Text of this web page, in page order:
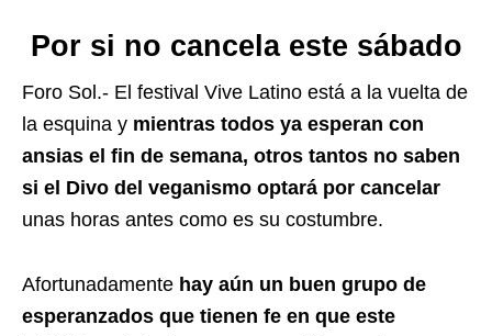
Por si no cancela este sábado
Foro Sol.- El festival Vive Latino está a la vuelta de
la esquina y mientras todos ya esperan con
ansias el fin de semana, otros tantos no saben
si el Divo del veganismo optará por cancelar
unas horas antes como es su costumbre.
Afortunadamente hay aún un buen grupo de
esperanzados que tienen fe en que este